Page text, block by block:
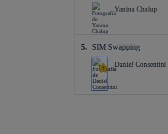
Yanina Chalup
SIM Swapping
Daniel Consentini